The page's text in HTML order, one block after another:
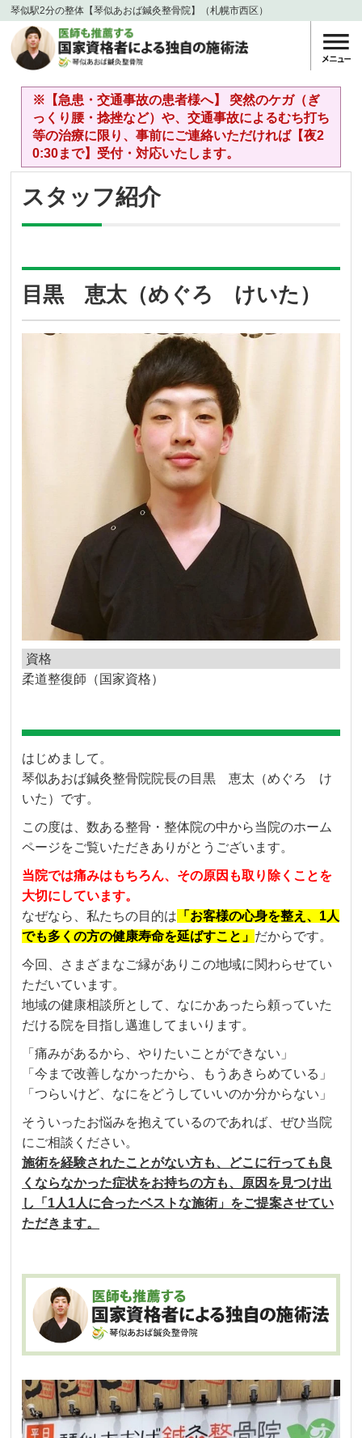
琴似駅2分の整体【琴似あおば鍼灸整骨院】（札幌市西区）
※【急患・交通事故の患者様へ】 突然のケガ（ぎ
っくり腰・捻挫など）や、交通事故によるむち打ち
等の治療に限り、事前にご連絡いただければ【夜2
0:30まで】受付・対応いたします。
スタッフ紹介
目黒 恵太（めぐろ けいた）
資格
柔道整復師（国家資格）
はじめまして。
琴似あおば鍼灸整骨院院長の目黒 恵太（めぐろ け
いた）です。
この度は、数ある整骨・整体院の中から当院のホーム
ページをご覧いただきありがとうございます。
当院では痛みはもちろん、その原因も取り除くことを
大切にしています。
なぜなら、私たちの目的は 「お客様の心身を整え、1人
でも多くの方の健康寿命を延ばすこと」 だからです。
今回、さまざまなご縁がありこの地域に関わらせてい
ただいています。
地域の健康相談所として、なにかあったら頼っていた
だける院を目指し邁進してまいります。
「痛みがあるから、やりたいことができない」
「今まで改善しなかったから、もうあきらめている」
「つらいけど、なにをどうしていいのか分からない」
そういったお悩みを抱えているのであれば、ぜひ当院
にご相談ください。
施術を経験されたことがない方も、どこに行っても良
くならなかった症状をお持ちの方も、
原因を見つけ出
し「1人1人に合ったベストな施術」をご提案させてい
ただきます。